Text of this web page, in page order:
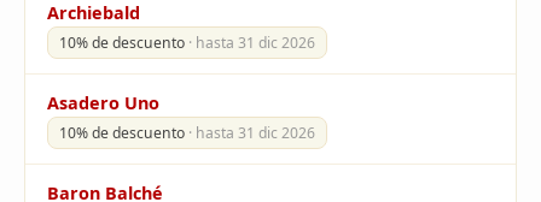
Archiebald
10% de descuento · hasta 31 dic 2026
Asadero Uno
10% de descuento · hasta 31 dic 2026
Baron Balché